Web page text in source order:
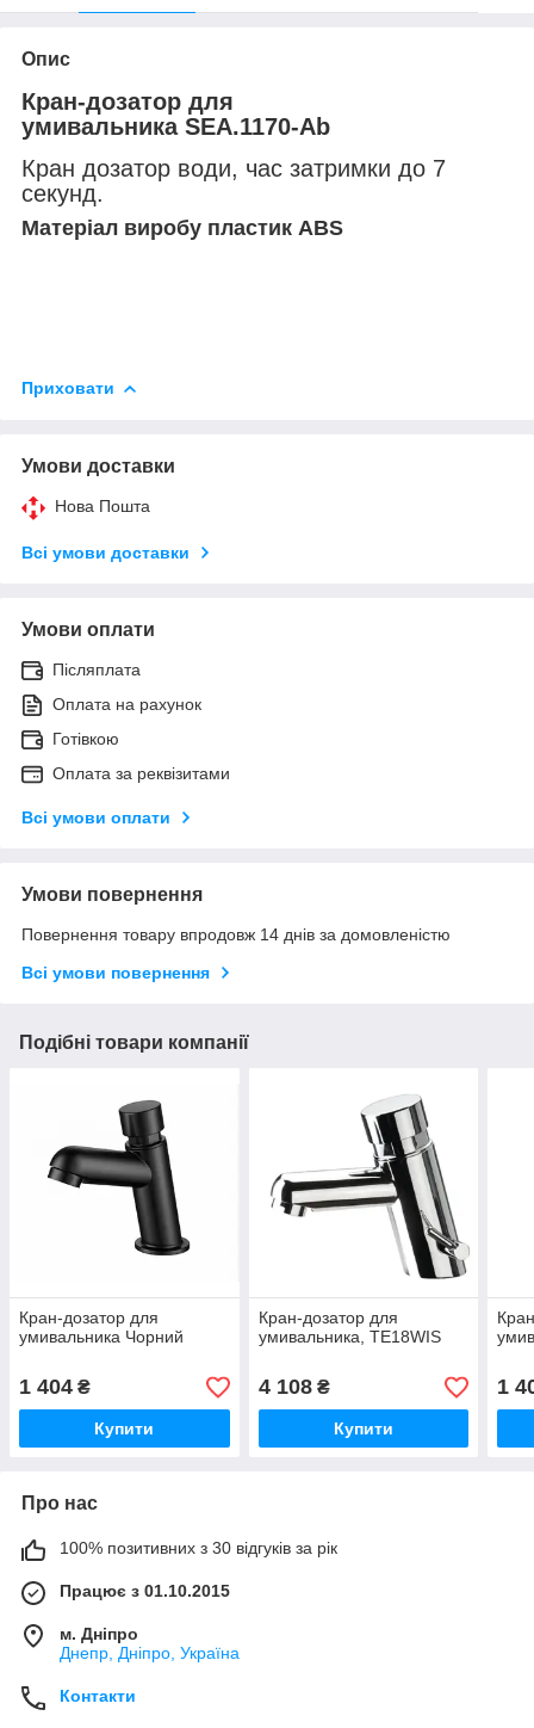
Опис
Кран-дозатор для
умивальника SEA.1170-Ab
Кран дозатор води, час затримки до 7
секунд.
Матеріал виробу пластик ABS
Приховати
Умови доставки
Нова Пошта
Всі умови доставки
Умови оплати
Післяплата
Оплата на рахунок
Готівкою
Оплата за реквізитами
Всі умови оплати
Умови повернення
Повернення товару впродовж 14 днів за домовленістю
Всі умови повернення
Подібні товари компанії
Кран-дозатор для
умивальника Чорний
1 404 ₴
Купити
Кран-дозатор для
умивальника, TE18WIS
4 108₴
Купити
1
Про нас
100% позитивних з 30 відгуків за рік
Працює з 01.10.2015
м. Дніпро
Днепр, Дніпро, Україна
Контакти